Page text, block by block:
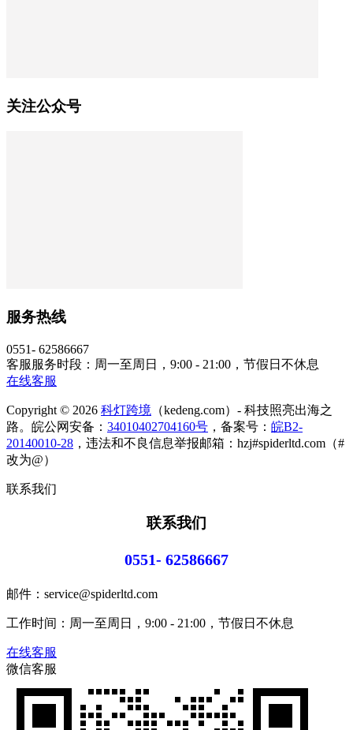
关注公众号
服务热线
0551- 62586667
客服服务时段：周一至周日，9:00 - 21:00，节假日不休息
在线客服
Copyright © 2026 科灯跨境 （kedeng.com）- 科技照亮出海之
路。皖公网安备： 34010402704160号 ，备案号： 皖B2-
20140010-28 ，违法和不良信息举报邮箱：hzj#spiderltd.com（#
改为@）
联系我们
联系我们
0551- 62586667
邮件：service@spiderltd.com
工作时间：周一至周日，9:00 - 21:00，节假日不休息
在线客服
微信客服